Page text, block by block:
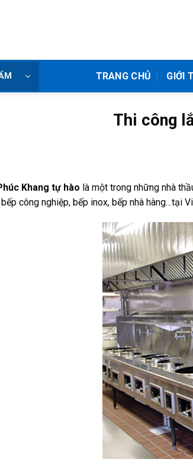
TRANG CHỦ GIỚI
Thi công
Khang tự hào là một trong những nhà
công nghiệp, bếp inox, bếp nhà hàng…tại